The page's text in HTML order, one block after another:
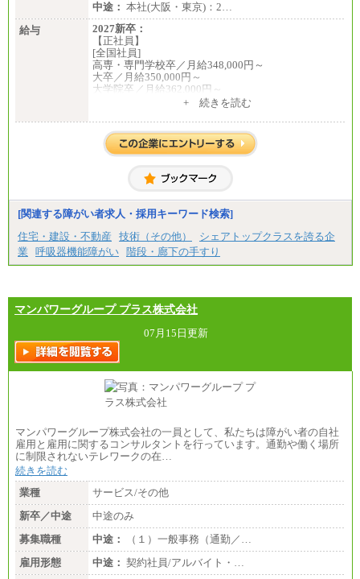
中途： 本社(大阪・東京)：2…
給与
2027新卒：
【正社員】
[全国社員]
高専・専門学校卒／月給348,000円～
大卒／月給350,000円～
大学院卒／月給362,000円～
[地域社員]月給295,000円～
【正社員】
[全国社員]月給348,000円～
[地域社員]月給295,000円～
【契約社員】月給200,000円～
+ 続きを読む
[関連する障がい者求人・採用キーワード検索]
住宅・建設・不動産
技術（その他）
シェアトップクラスを誇る企
業
呼吸器機能障がい 階段・廊下の手すり
マンパワーグループ プラス株式会社
07月15日更新
マンパワーグループ株式会社の一員として、私たちは障がい者の自社
雇用と雇用に関するコンサルタントを行っています。通勤や働く場所
に制限されないテレワークの在…
続きを読む
業種
サービス/その他
新卒／中途
中途のみ
募集職種
中途：
（１）一般事務（通勤／…
雇用形態
中途： 契約社員/アルバイト・…